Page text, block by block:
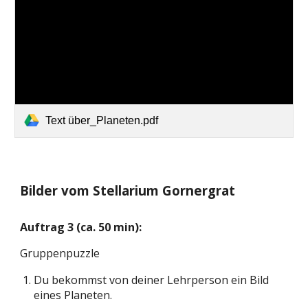
Text über_Planeten.pdf
Bilder vom Stellarium Gornergrat
Auftrag 3 (ca. 50 min):
Gruppenpuzzle
Du bekommst von deiner Lehrperson ein Bild
eines Planeten.